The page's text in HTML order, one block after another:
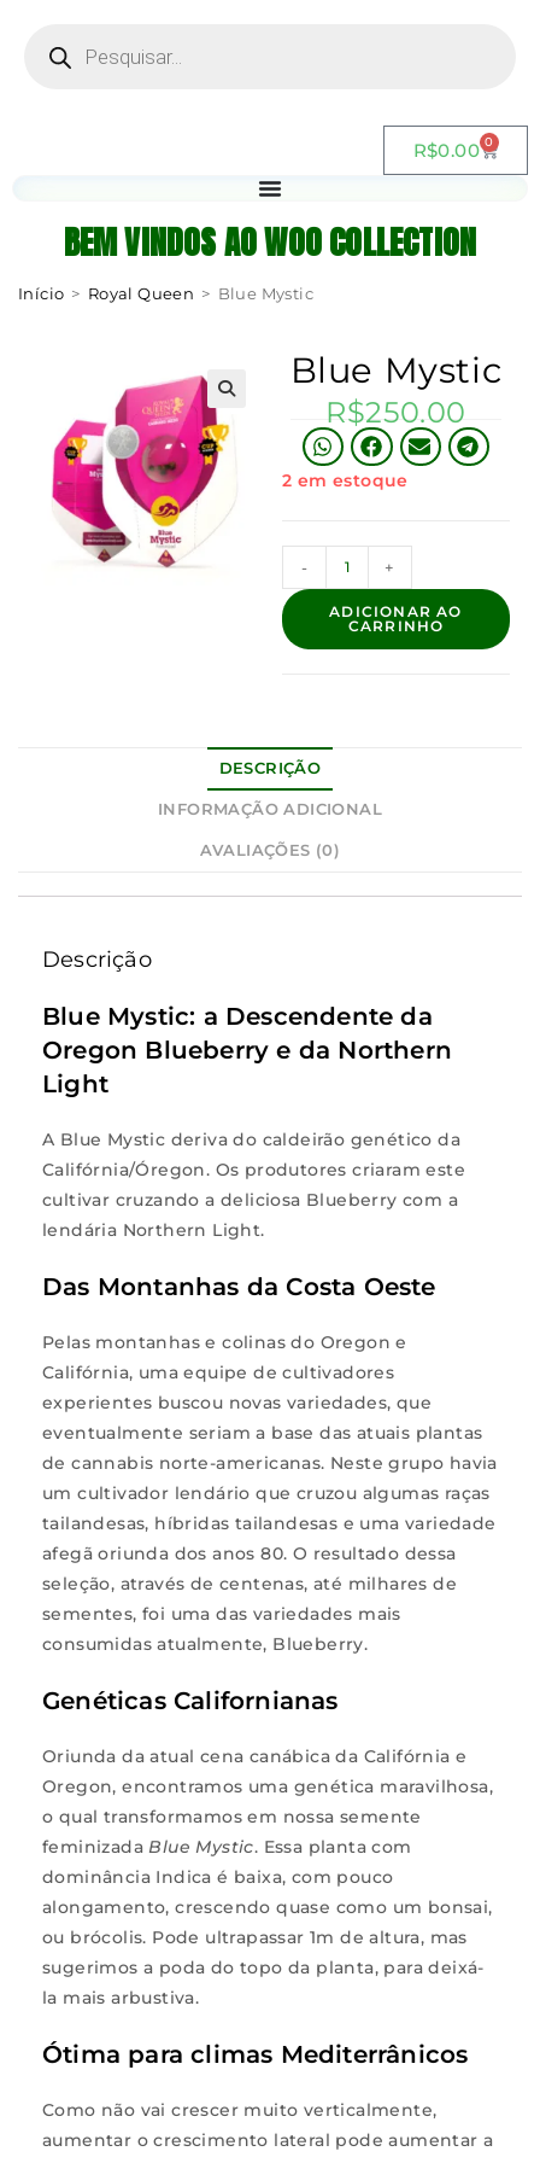
R$0.00 0
BEM VINDOS AO WOO COLLECTION
Início > Royal Queen > Blue Mystic
Blue Mystic
R$250.00
2 em estoque
- +
ADICIONAR AO
CARRINHO
DESCRIÇÃO
INFORMAÇÃO ADICIONAL
AVALIAÇÕES (0)
Descrição
Blue Mystic: a Descendente da
Oregon Blueberry e da Northern
Light
A Blue Mystic deriva do caldeirão genético da
Califórnia/Óregon. Os produtores criaram este
cultivar cruzando a deliciosa Blueberry com a
lendária Northern Light.
Das Montanhas da Costa Oeste
Pelas montanhas e colinas do Oregon e
Califórnia, uma equipe de cultivadores
experientes buscou novas variedades, que
eventualmente seriam a base das atuais plantas
de cannabis norte-americanas. Neste grupo havia
um cultivador lendário que cruzou algumas raças
tailandesas, híbridas tailandesas e uma variedade
afegã oriunda dos anos 80. O resultado dessa
seleção, através de centenas, até milhares de
sementes, foi uma das variedades mais
consumidas atualmente, Blueberry.
Genéticas Californianas
Oriunda da atual cena canábica da Califórnia e
Oregon, encontramos uma genética maravilhosa,
o qual transformamos em nossa semente
feminizada Blue Mystic. Essa planta com
dominância Indica é baixa, com pouco
alongamento, crescendo quase como um bonsai,
ou brócolis. Pode ultrapassar 1m de altura, mas
sugerimos a poda do topo da planta, para deixá-
la mais arbustiva.
Ótima para climas Mediterrânicos
Como não vai crescer muito verticalmente,
aumentar o crescimento lateral pode aumentar a